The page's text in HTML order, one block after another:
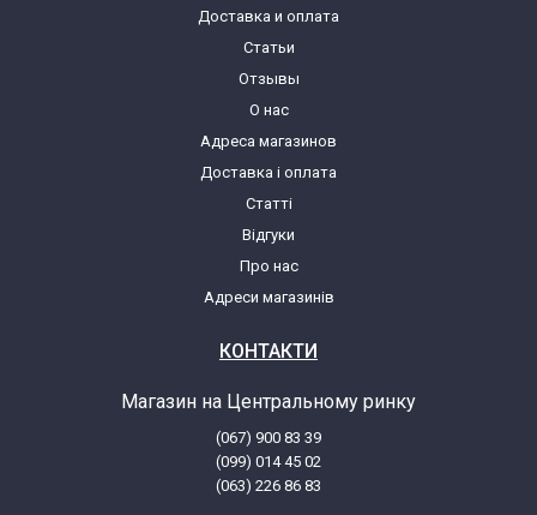
Beko 4710 TA 7718088310
Beko 4710TA 7718088310
Beko 4760 MX 6658883100
Beko 4760 TX 7701688310
Beko 4760MX 6658883100
Beko 4760TX 7701688310
Доставка и оплата
Статьи
Отзывы
О нас
Адреса магазинов
Доставка і оплата
Статті
Відгуки
Про нас
Адреси магазинів
КОНТАКТИ
Магазин на Центральному ринку
(067) 900 83 39
(099) 014 45 02
(063) 226 86 83